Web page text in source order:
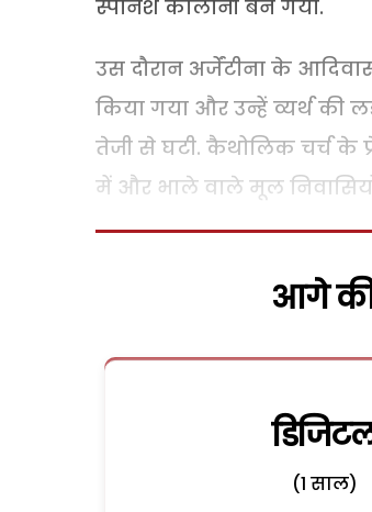
स्पेनिश कालोनी बन गया.
उस दौरान अर्जेंटीना के
किया गया और उन्हें व्यर्थ की
तेजी से घटी. कैथोलिक चर्च के
में और भाले वाले मूल निवासियों
आगे की
(1 साल)